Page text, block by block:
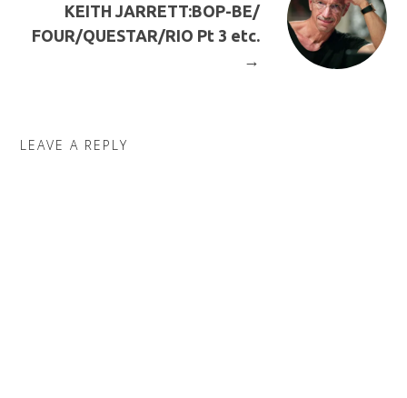
KEITH JARRETT:BOP-BE/
FOUR/QUESTAR/RIO Pt 3 etc.
→
LEAVE A REPLY